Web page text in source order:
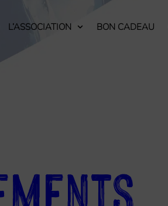
L’ASSOCIATION BON CADEAU